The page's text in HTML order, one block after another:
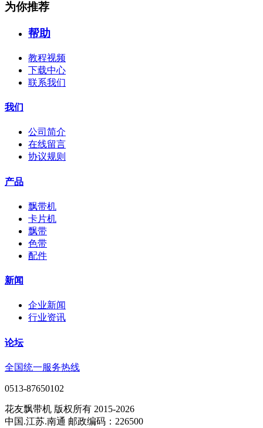
为你推荐
帮助
教程视频
下载中心
联系我们
我们
公司简介
在线留言
协议规则
产品
飘带机
卡片机
飘带
色带
配件
新闻
企业新闻
行业资讯
论坛
全国统一服务热线
0513-87650102
花友飘带机 版权所有 2015-2026
中国.江苏.南通 邮政编码：226500